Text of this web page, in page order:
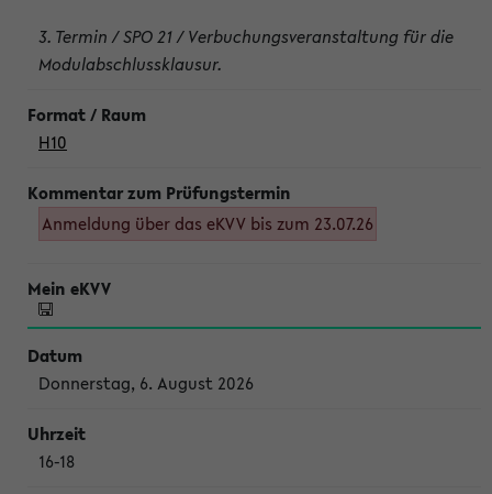
3. Termin / SPO 21 / Verbuchungsveranstaltung für die
Modulabschlussklausur.
H10
Anmeldung über das eKVV bis zum 23.07.26
Donnerstag, 6. August 2026
16-18